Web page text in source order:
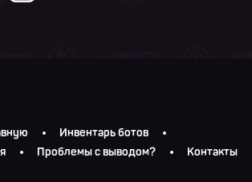
Инвентарь ботов
Проблемы с выводом? Контакты